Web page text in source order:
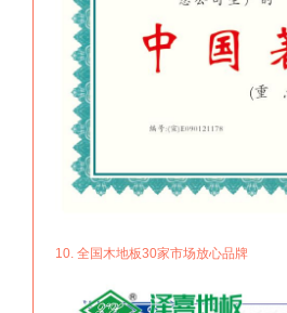
10. 全国木地板30家市场放心品牌